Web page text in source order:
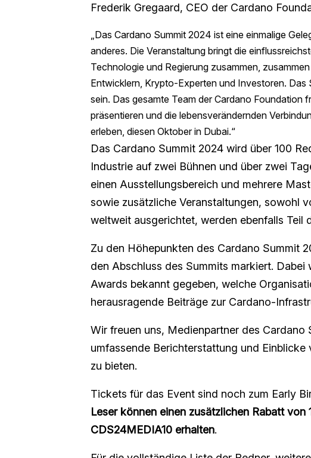
Frederik Gregaard, CEO der Cardano
„Das Cardano Summit 2024 ist eine einmalige
anderes. Die Veranstaltung bringt die
Technologie und Regierung zusammen,
Entwicklern, Krypto-Experten und Investoren.
sein. Das gesamte Team der Cardano Foundation
präsentieren und die lebensverändernden
erleben, diesen Oktober in Dubai.“
Das Cardano Summit 2024 wird über 100
Industrie auf zwei Bühnen und über zwei
einen Ausstellungsbereich und mehrere
sowie zusätzliche Veranstaltungen, sowohl
weltweit ausgerichtet, werden ebenfalls Teil
Zu den Höhepunkten des Cardano Summit
den Abschluss des Summits markiert.
Awards bekannt gegeben, welche
herausragende Beiträge zur Cardano-
Wir freuen uns, Medienpartner des Cardano
umfassende Berichterstattung und
zu bieten.
Tickets für das Event sind noch zum Early
Leser können einen zusätzlichen Rabatt
CDS24MEDIA10 erhalten.